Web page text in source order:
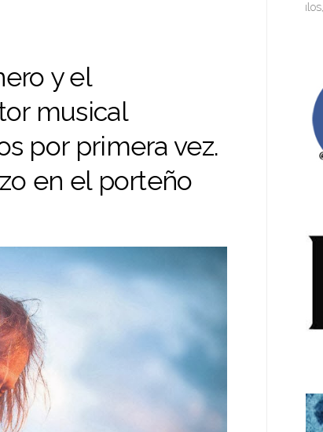
y el
musical
por primera vez.
en el porteño
Espectáculos, artes,